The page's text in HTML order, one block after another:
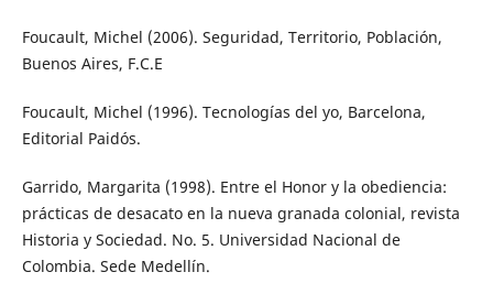
Foucault, Michel (2006). Seguridad, Territorio, Población,
Buenos Aires, F.C.E
Foucault, Michel (1996). Tecnologías del yo, Barcelona,
Editorial Paidós.
Garrido, Margarita (1998). Entre el Honor y la obediencia:
prácticas de desacato en la nueva granada colonial, revista
Historia y Sociedad. No. 5. Universidad Nacional de
Colombia. Sede Medellín.